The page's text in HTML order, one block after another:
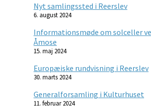
Nyt samlingssted i Reerslev
6. august 2024
Informationsmøde om solceller
Åmose
15. maj 2024
Europæiske rundvisning i Reerslev
30. marts 2024
Generalforsamling i Kulturhuset
11. februar 2024